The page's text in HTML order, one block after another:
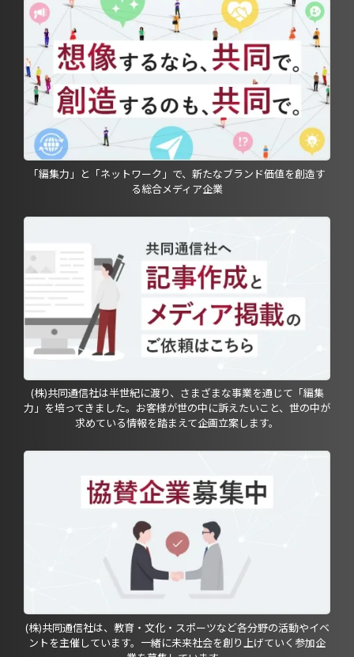
「編集力」と「ネットワーク」で、新たなブランド価値を創造す
る総合メディア企業
(株)共同通信社は半世紀に渡り、さまざまな事業を通じて「編集
力」を培ってきました。お客様が世の中に訴えたいこと、世の中が
求めている情報を踏まえて企画立案します。
(株)共同通信社は、教育・文化・スポーツなど各分野の活動やイベ
ントを主催しています。一緒に未来社会を創り上げていく参加企